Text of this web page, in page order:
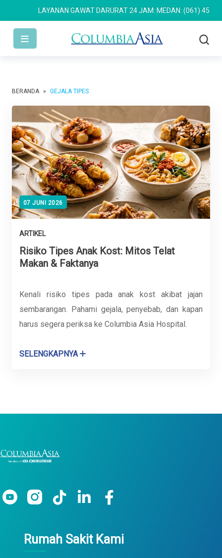
LAYANAN GAWAT DARURAT 24 JAM: MEDAN: (061) 4533 636
BERANDA » GEJALA TIPES
07 JUNI 2026
ARTIKEL
Risiko Tipes Anak Kost: Mitos Telat
Makan & Faktanya
Kenali risiko tipes pada anak kost akibat jajan
sembarangan. Pahami gejala, penyebab, dan kapan
harus segera periksa ke Columbia Asia Hospital.
SELENGKAPNYA
Rumah Sakit Kami